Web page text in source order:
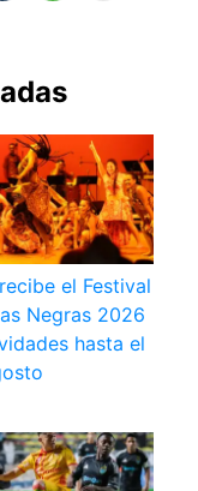
el Festival
Negras 2026
hasta el